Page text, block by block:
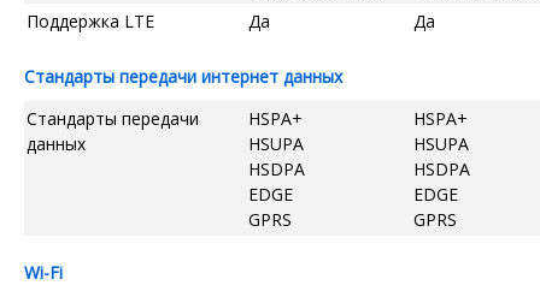
Поддержка LTE
Да Да
Стандарты передачи интернет данных
Стандарты передачи
данных
HSPA+
HSUPA
HSDPA
EDGE
GPRS
HSPA+
HSUPA
HSDPA
EDGE
GPRS
Wi-Fi